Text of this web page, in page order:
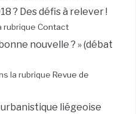
? Des défis à relever !
rubrique Contact
nouvelle ? » (débat
la rubrique Revue de
liégeoise